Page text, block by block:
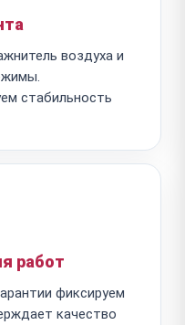
воздуха и
стабильность
работ
фиксируем
качество